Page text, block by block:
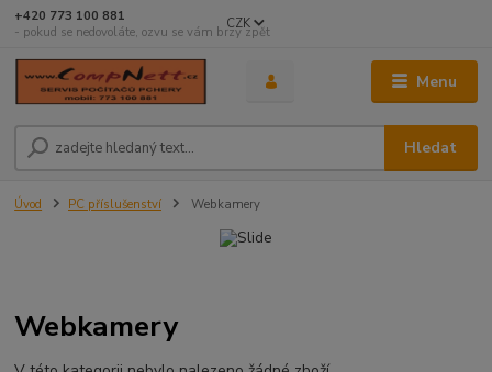
Menu
CZK
Hledat
+420 773 100 881
- pokud se nedovoláte, ozvu se vám brzy zpět
Úvod PC příslušenství Webkamery
Webkamery